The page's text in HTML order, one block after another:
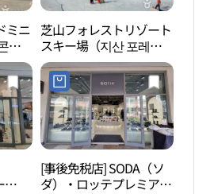
ミニ 芝山フォレストリゾート
スキー場（지산 포레스
트 리조트 스키장）
[事後免税店] SODA（ソ
ダ）・ロッテプレミアム